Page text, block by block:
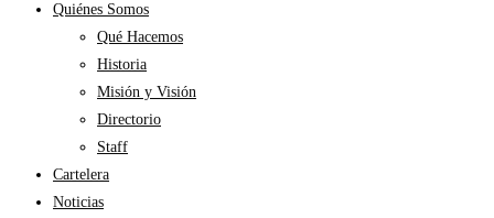
Quiénes Somos
Qué Hacemos
Historia
Misión y Visión
Directorio
Staff
Cartelera
Noticias